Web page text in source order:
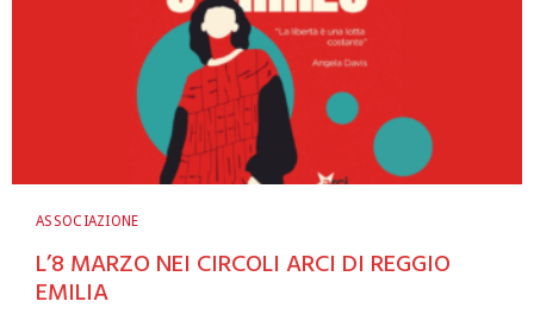
ASSOCIAZIONE
L’8 MARZO NEI CIRCOLI ARCI DI REGGIO
EMILIA